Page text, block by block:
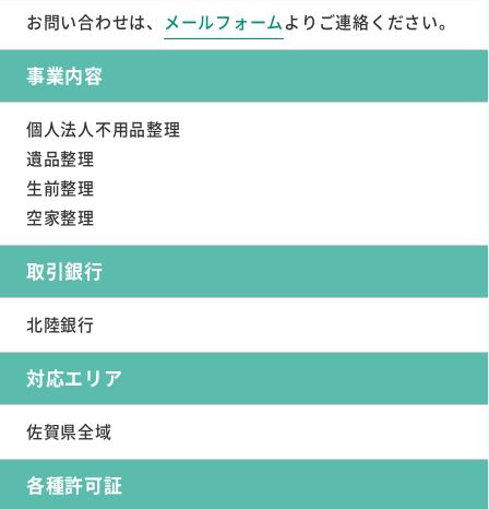
お問い合わせは、 メールフォームよりご連絡ください。
事業内容
個人法人不用品整理
遺品整理
生前整理
空家整理
取引銀行
北陸銀行
対応エリア
佐賀県全域
各種許可証